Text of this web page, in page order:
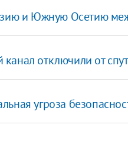
и Южную Осетию
отключили от
угроза